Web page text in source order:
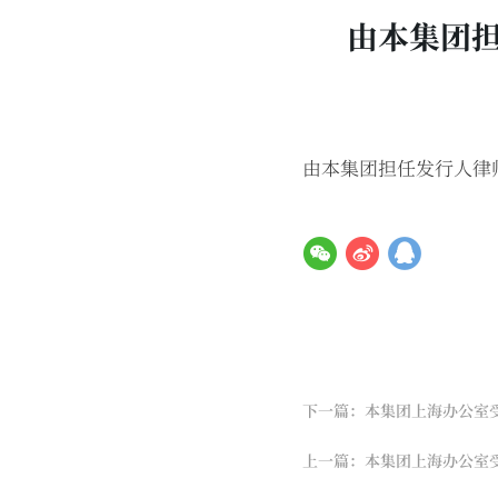
由本集团
由本集团担任发行人
下一篇：本集团上海办公室
上一篇：本集团上海办公